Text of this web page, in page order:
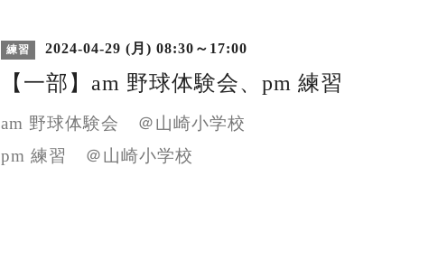
練習 2024-04-29 (月) 08:30～17:00
【一部】am 野球体験会、pm 練習
am 野球体験会 ＠山崎小学校
pm 練習 ＠山崎小学校